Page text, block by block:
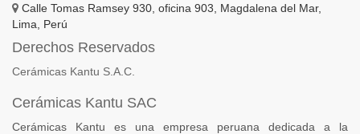
Calle Tomas Ramsey 930, oficina 903, Magdalena del Mar,
Lima, Perú
Derechos Reservados
Cerámicas Kantu S.A.C.
Cerámicas Kantu SAC
Cerámicas Kantu es una empresa peruana dedicada a la